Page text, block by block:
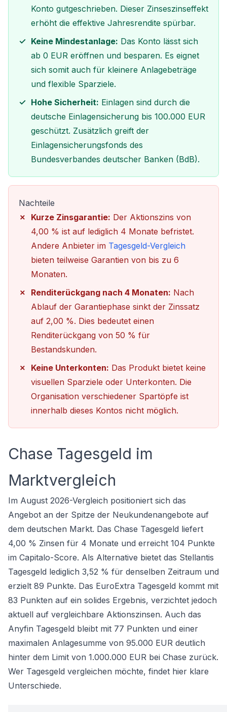
Konto gutgeschrieben. Dieser Zinseszinseffekt
erhöht die effektive Jahresrendite spürbar.
Keine Mindestanlage: Das Konto lässt sich
ab 0 EUR eröffnen und besparen. Es eignet
sich somit auch für kleinere Anlagebeträge
und flexible Sparziele.
Hohe Sicherheit: Einlagen sind durch die
deutsche Einlagensicherung bis 100.000 EUR
geschützt. Zusätzlich greift der
Einlagensicherungsfonds des
Bundesverbandes deutscher Banken (BdB).
Nachteile
Kurze Zinsgarantie: Der Aktionszins von
4,00 % ist auf lediglich 4 Monate befristet.
Andere Anbieter im Tagesgeld-Vergleich
bieten teilweise Garantien von bis zu 6
Monaten.
Renditerückgang nach 4 Monaten: Nach
Ablauf der Garantiephase sinkt der Zinssatz
auf 2,00 %. Dies bedeutet einen
Renditerückgang von 50 % für
Bestandskunden.
Keine Unterkonten: Das Produkt bietet keine
visuellen Sparziele oder Unterkonten. Die
Organisation verschiedener Spartöpfe ist
innerhalb dieses Kontos nicht möglich.
Chase Tagesgeld im
Marktvergleich
Im August 2026-Vergleich positioniert sich das
Angebot an der Spitze der Neukundenangebote auf
dem deutschen Markt. Das Chase Tagesgeld liefert
4,00 % Zinsen für 4 Monate und erreicht 104 Punkte
im Capitalo-Score. Als Alternative bietet das Stellantis
Tagesgeld lediglich 3,52 % für denselben Zeitraum und
erzielt 89 Punkte. Das EuroExtra Tagesgeld kommt mit
83 Punkten auf ein solides Ergebnis, verzichtet jedoch
aktuell auf vergleichbare Aktionszinsen. Auch das
Anyfin Tagesgeld bleibt mit 77 Punkten und einer
maximalen Anlagesumme von 95.000 EUR deutlich
hinter dem Limit von 1.000.000 EUR bei Chase zurück.
Wer Tagesgeld vergleichen möchte, findet hier klare
Unterschiede.